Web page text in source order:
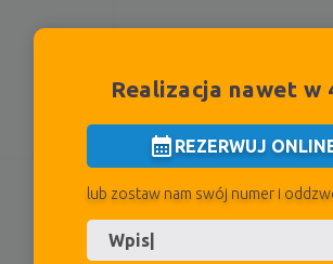
Realizacja nawet w
calendar_monthREZERWUJ
lub zostaw nam swój numer i